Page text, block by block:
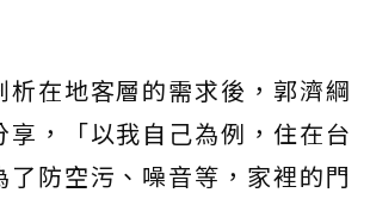
析在地客層的需求後，郭濟綱
享，「以我自己為例，住在台
了防空污、噪音等，家裡的門